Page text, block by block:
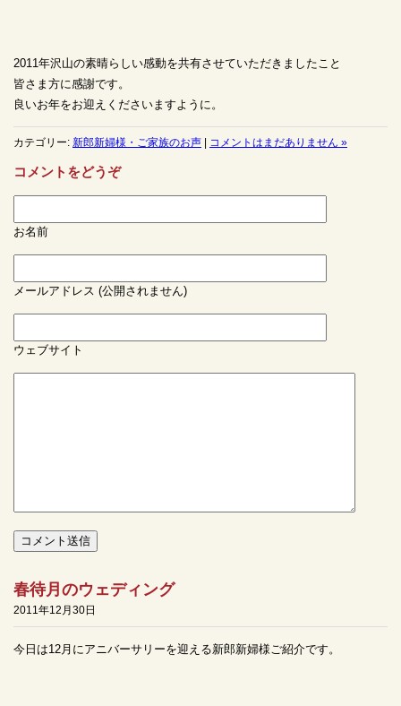
2011年沢山の素晴らしい感動を共有させていただきましたこと
皆さま方に感謝です。
良いお年をお迎えくださいますように。
カテゴリー: 新郎新婦様・ご家族のお声 コメントはまだありません »
コメントをどうぞ
お名前
メールアドレス (公開されません)
ウェブサイト
春待月のウェディング
2011年12月30日
今日は12月にアニバーサリーを迎える新郎新婦様ご紹介です。